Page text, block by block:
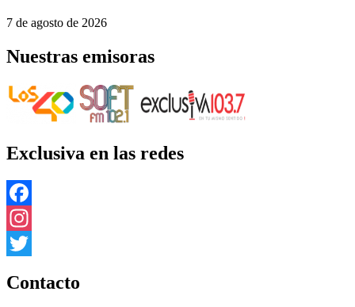
7 de agosto de 2026
Nuestras emisoras
Exclusiva en las redes
Facebook
Instagram
Contacto